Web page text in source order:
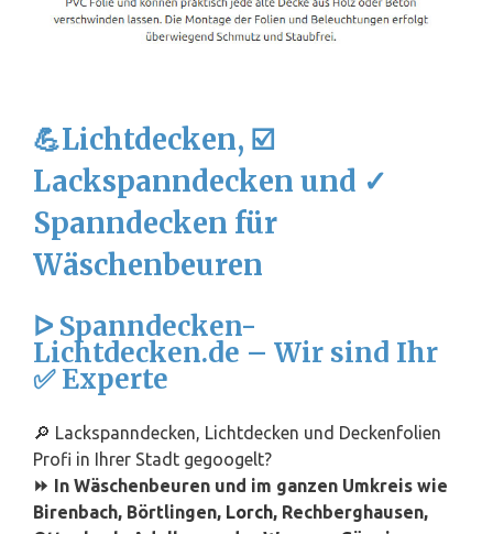
💪Lichtdecken, ☑️
Lackspanndecken und ✓
Spanndecken für
Wäschenbeuren
ᐅ Spanndecken-
Lichtdecken.de – Wir sind Ihr
✅ Experte
🔎 Lackspanndecken, Lichtdecken und Deckenfolien
Profi in Ihrer Stadt gegoogelt?
⏩ In Wäschenbeuren und im ganzen Umkreis wie
Birenbach, Börtlingen, Lorch, Rechberghausen,